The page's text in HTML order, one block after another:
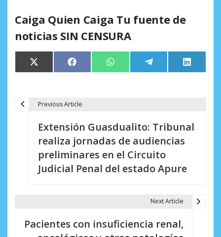
Caiga Quien Caiga Tu fuente de
noticias SIN CENSURA
Compartir
en
X
(Twitter)
Compartir
en
Facebook Compartir
en
WhatsApp Compartir
en
Telegram
en
LinkedIn
Previous Article
Extensión Guasdualito: Tribunal
realiza jornadas de audiencias
preliminares en el Circuito
Judicial Penal del estado Apure
Next Article
Pacientes con insuficiencia renal,